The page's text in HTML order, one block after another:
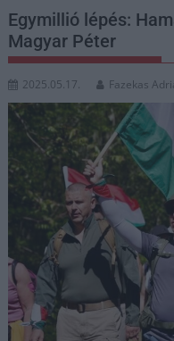
Egymillió lépés:
Magyar Péter
2025.05.17. Fazekas